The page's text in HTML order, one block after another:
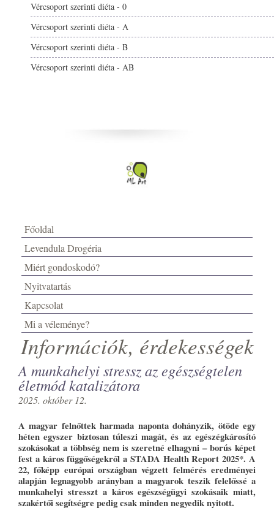
Vércsoport szerinti diéta - 0
Vércsoport szerinti diéta - A
Vércsoport szerinti diéta - B
Vércsoport szerinti diéta - AB
Főoldal
Levendula Drogéria
Miért gondoskodó?
Nyitvatartás
Kapcsolat
Mi a véleménye?
Információk, érdekességek
A munkahelyi stressz az egészségtelen
életmód katalizátora
2025. október 12.
A magyar felnőttek harmada naponta dohányzik, ötöde egy
héten egyszer biztosan túleszi magát, és az egészégkárosító
szokásokat a többség nem is szeretné elhagyni – borús képet
fest a káros függőségekről a STADA Health Report 2025*. A
22, főképp európai országban végzett felmérés eredményei
alapján legnagyobb arányban a magyarok teszik felelőssé a
munkahelyi stresszt a káros egészségügyi szokásaik miatt,
szakértői segítségre pedig csak minden negyedik nyitott.